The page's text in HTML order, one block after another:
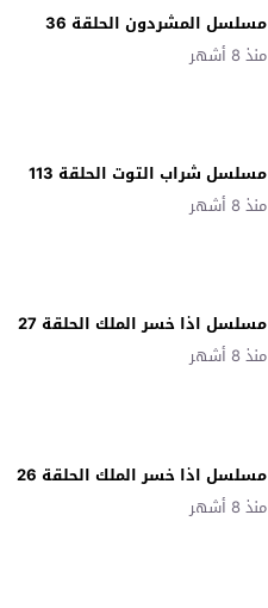
مسلسل المشردون الحلقة 36
منذ 8 أشهر
مسلسل شراب التوت الحلقة 113
منذ 8 أشهر
مسلسل اذا خسر الملك الحلقة 27
منذ 8 أشهر
مسلسل اذا خسر الملك الحلقة 26
منذ 8 أشهر